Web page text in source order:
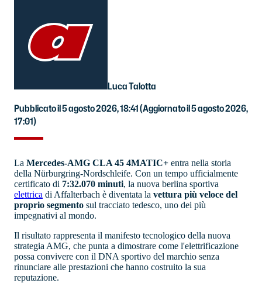
Luca Talotta
Pubblicato il 5 agosto 2026, 18:41(Aggiornato il 5 agosto 2026,
17:01)
La Mercedes-AMG CLA 45 4MATIC+ entra nella storia
della Nürburgring-Nordschleife. Con un tempo ufficialmente
certificato di 7:32.070 minuti, la nuova berlina sportiva
elettrica di Affalterbach è diventata la vettura più veloce del
proprio segmento sul tracciato tedesco, uno dei più
impegnativi al mondo.
Il risultato rappresenta il manifesto tecnologico della nuova
strategia AMG, che punta a dimostrare come l'elettrificazione
possa convivere con il DNA sportivo del marchio senza
rinunciare alle prestazioni che hanno costruito la sua
reputazione.